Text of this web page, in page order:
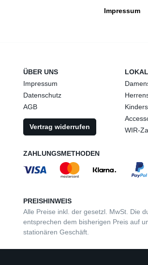
Impressum
ÜBER UNS
Impressum
Datenschutz
AGB
Vertrag widerrufen
WIR-
ZAHLUNGSMETHODEN
PREISHINWEIS
Alle Preise inkl. der gesetzl. MwSt. Die
entsprechen dem bisherigen Preis auf
stationären Geschäft.